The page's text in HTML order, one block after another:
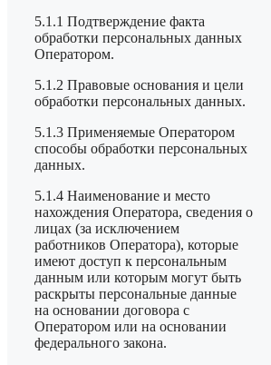
5.1.1 Подтверждение факта
обработки персональных данных
Оператором.
5.1.2 Правовые основания и цели
обработки персональных данных.
5.1.3 Применяемые Оператором
способы обработки персональных
данных.
5.1.4 Наименование и место
нахождения Оператора, сведения о
лицах (за исключением
работников Оператора), которые
имеют доступ к персональным
данным или которым могут быть
раскрыты персональные данные
на основании договора с
Оператором или на основании
федерального закона.